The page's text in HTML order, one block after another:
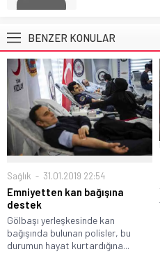
BENZER KONULAR
Sağlık 31.01.2019 22:54
Emniyetten kan bağışına
destek
Gölbaşı yerleşkesinde kan
bağışında bulunan polisler, bu
durumun hayat kurtardığına...